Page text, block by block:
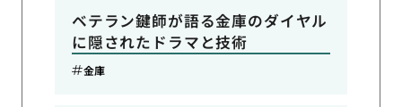
ベテラン鍵師が語る金庫のダイヤル
に隠されたドラマと技術
金庫